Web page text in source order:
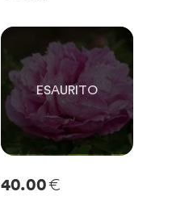
0
SOLO0RIMASTE
40.00€